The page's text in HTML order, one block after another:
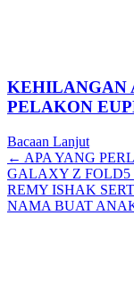
KEHILANGAN
PELAKON
Bacaan Lanjut
Posts
navigation
← APA YANG
GALAXY Z
REMY ISHAK
NAMA BUAT